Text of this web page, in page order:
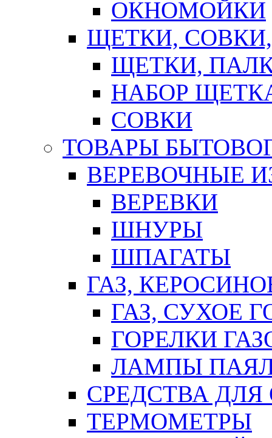
ОКНОМОЙКИ
ЩЕТКИ,
ЩЕТКИ,
НАБОР
СОВКИ
ТОВАРЫ
ВЕРЕВОЧНЫЕ
ВЕРЕВКИ
ШНУРЫ
ШПАГАТЫ
ГАЗ,
ГАЗ, СУХОЕ
ГОРЕЛКИ
ЛАМПЫ
СРЕДСТВА
ТЕРМОМЕТРЫ